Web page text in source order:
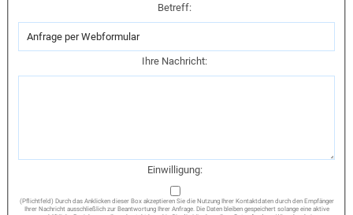
Betreff:
Ihre Nachricht:
Einwilligung:
(Pflichtfeld) Durch das Anklicken dieser Box akzeptieren Sie die Nutzung Ihrer Kontaktdaten durch den Empfänger
Ihrer Nachricht ausschließlich zur Beantwortung Ihrer Anfrage. Die Daten bleiben gespeichert solange eine aktive